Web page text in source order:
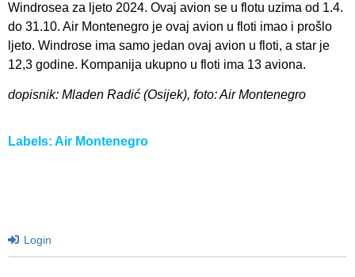
Windrosea za ljeto 2024. Ovaj avion se u flotu uzima od 1.4.
do 31.10. Air Montenegro je ovaj avion u floti imao i prošlo
ljeto. Windrose ima samo jedan ovaj avion u floti, a star je
12,3 godine. Kompanija ukupno u floti ima 13 aviona.
dopisnik: Mladen Radić (Osijek), foto: Air Montenegro
Labels: Air Montenegro
Login